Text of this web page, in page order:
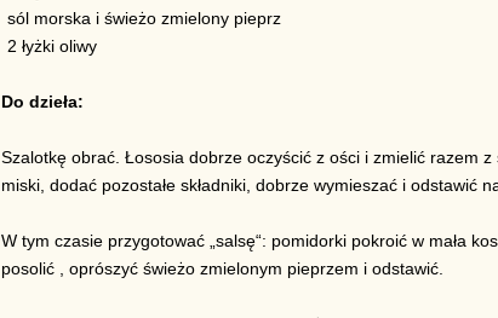
sól morska i świeżo zmielony pieprz
2 łyżki oliwy
Do dzieła:
Szalotkę obrać. Łososia dobrze oczyścić z ości i zmielić razem z
miski, dodać pozostałe składniki, dobrze wymieszać i odstawić
W tym czasie przygotować „salsę“: pomidorki pokroić w mała
posolić , oprószyć świeżo zmielonym pieprzem i odstawić.